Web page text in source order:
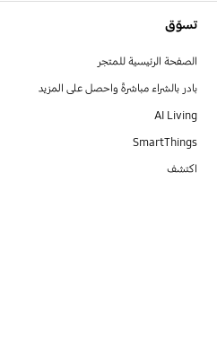
تسوّق
الصفحة الرئيسية للمتجر
بادر بالشراء مباشرةً واحصل على المزيد
AI Living
SmartThings
اكتشف